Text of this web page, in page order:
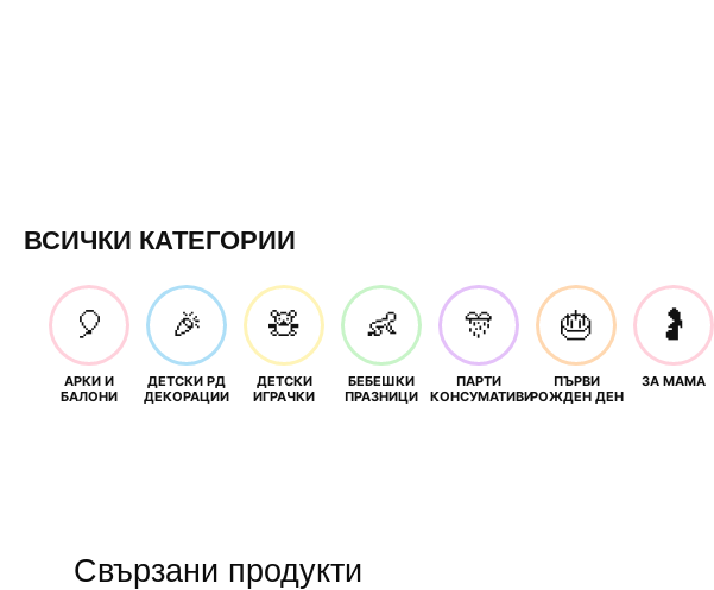
ВСИЧКИ КАТЕГОРИИ
🎈
АРКИ И
БАЛОНИ
🎉
ДЕТСКИ РД
ДЕКОРАЦИИ
🧸
ДЕТСКИ
ИГРАЧКИ
👶
БЕБЕШКИ
ПРАЗНИЦИ
🎊
ПАРТИ
КОНСУМАТИВИ
🎂
ПЪРВИ
РОЖДЕН ДЕН
🤰
ЗА МАМА
Свързани продукти